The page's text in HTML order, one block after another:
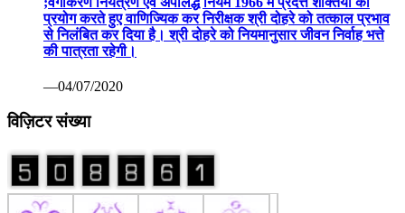
प्रयोग करते हुए वाणिज्यिक कर निरीक्षक श्री दोहरे को तत्काल प्रभाव
से निलंबित कर दिया है। श्री दोहरे को नियमानुसार जीवन निर्वाह भत्ते
की पात्रता रहेगी।
—04/07/2020
विज़िटर संख्या